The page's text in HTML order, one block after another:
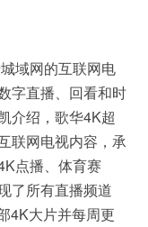
域网的互联网电
字直播、回看和时
介绍，歌华4K超
联网电视内容，承
点播、体育赛
了所有直播频道
4K大片并每周更